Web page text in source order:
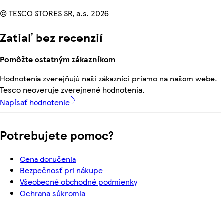
© TESCO STORES SR, a.s. 2026
Zatiaľ bez recenzií
Pomôžte ostatným zákazníkom
Hodnotenia zverejňujú naši zákazníci priamo na našom webe.
Tesco neoveruje zverejnené hodnotenia.
Napísať hodnotenie
Potrebujete pomoc?
Cena doručenia
Bezpečnosť pri nákupe
Všeobecné obchodné podmienky
Ochrana súkromia